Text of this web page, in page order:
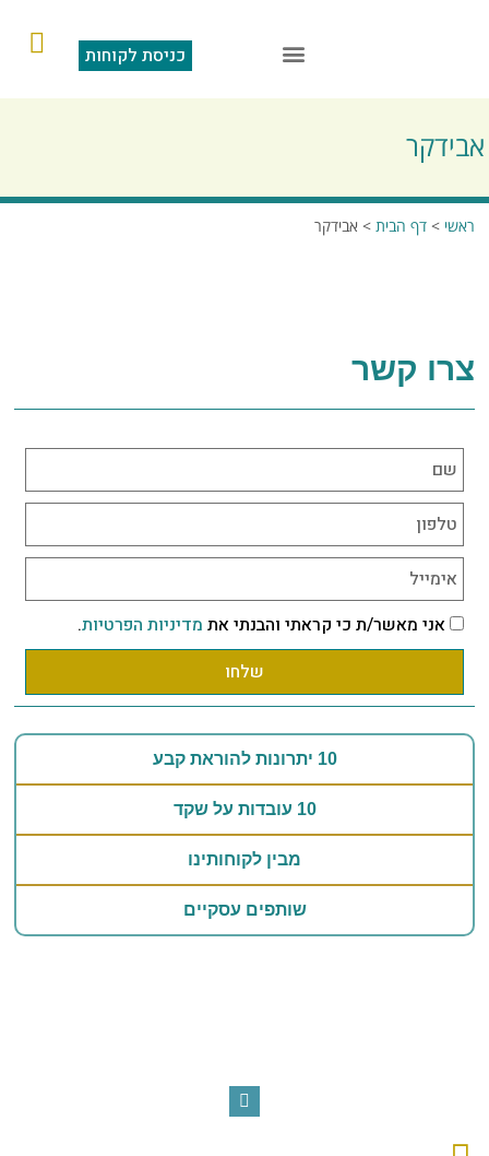
כניסת לקוחות
אבידקר
ראשי >דף הבית > אבידקר
צרו קשר
אני מאשר/ת כי קראתי והבנתי את מדיניות הפרטיות.
שלחו
10 יתרונות להוראת קבע
10 עובדות על שקד
מבין לקוחותינו
שותפים עסקיים